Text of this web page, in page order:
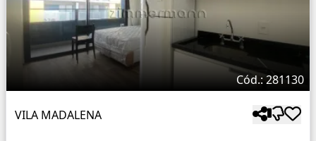
Cód.: 281130
VILA MADALENA